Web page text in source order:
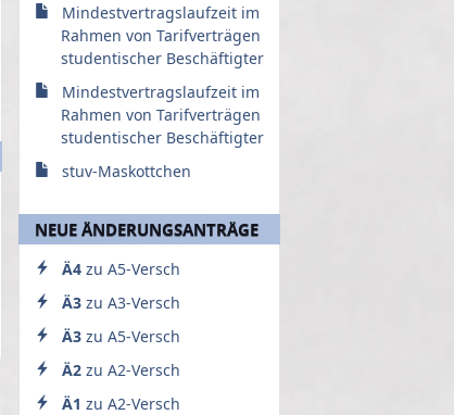
Mindestvertragslaufzeit im
Rahmen von Tarifverträgen
studentischer Beschäftigter
Mindestvertragslaufzeit im
Rahmen von Tarifverträgen
studentischer Beschäftigter
stuv-Maskottchen
NEUE ÄNDERUNGSANTRÄGE
Ä4 zu A5-Versch
Ä3 zu A3-Versch
Ä3 zu A5-Versch
Ä2 zu A2-Versch
Ä1 zu A2-Versch